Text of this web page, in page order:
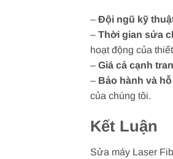
– Đội ngũ kỹ
– Thời gian sửa
hoạt động của
– Giá cả cạnh
– Bảo hành và
của chúng tôi.
Kết Luận
Sửa máy Laser